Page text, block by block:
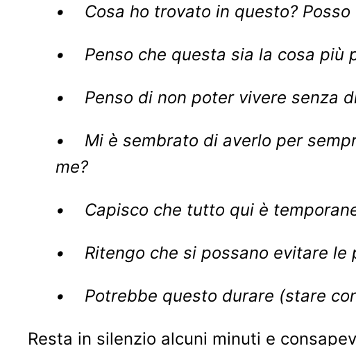
• Cosa ho trovato in questo? Posso
• Penso che questa sia la cosa più
• Penso di non poter vivere senza
• Mi è sembrato di averlo per
me?
• Capisco che tutto qui è
• Ritengo che si possano evitare le
• Potrebbe questo durare (stare
Resta in silenzio alcuni minuti e